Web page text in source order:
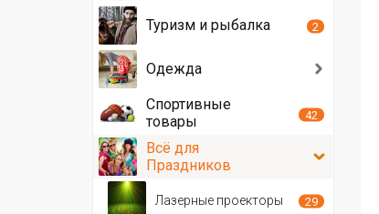
Туризм и рыбалка 2
Одежда
Спортивные
товары
42
Всё для
Праздников
Лазерные проекторы 29